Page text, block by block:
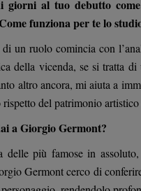
giorni al tuo debutto
funziona per te lo
un ruolo comincia con
della vicenda, se si tratta
altro ancora, mi aiuta a
del patrimonio
a Giorgio Germont?
più famose in
Germont cerco di